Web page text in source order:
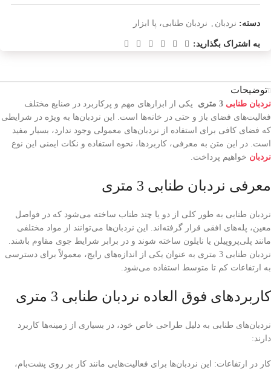
دسته: نردبان , نردبان طنابی، پا ابزار
به اشتراک بگذارید:
توضیحات
نردبان طنابی
یکی از ابزارهای مهم و پرکاربرد در صنایع مختلف
فعالیت‌های فضای باز و حتی در خانه‌ها است. این نردبان‌ها به ویژه در شرایطی
که فضای کافی برای استفاده از نردبان‌های معمولی وجود ندارد، بسیار مفید
است. در این متن به معرفی، کاربردها، نحوه استفاده و نکات ایمنی این نوع
نردبان خواهیم پرداخت.
معرفی نردبان طنابی 3 متری
نردبان طنابی به طور کلی از دو یا چند طناب ساخته می‌شود که در فواصل
معین، پله‌های افقی قرار گرفته‌اند. این نردبان‌ها می‌توانند از مواد مختلفی
مانند پلی‌پروپیلن یا نایلون ساخته شوند و در برابر شرایط جوی مقاوم باشند.
نردبان طنابی 3 متری به عنوان یکی از اندازه‌های رایج، معمولاً برای دسترسی
به ارتفاعات کم تا متوسط استفاده می‌شود.
کاربردهای فوق العاده نردبان طنابی 3 متری
نردبان‌های طنابی به دلیل طراحی خاص خود، در بسیاری از زمینه‌ها کاربرد
دارند:
کار در ارتفاعات: این نردبان‌ها برای فعالیت‌هایی مانند کار بر روی پشت‌بام،